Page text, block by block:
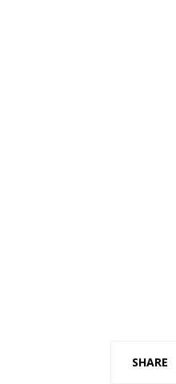
SHARE